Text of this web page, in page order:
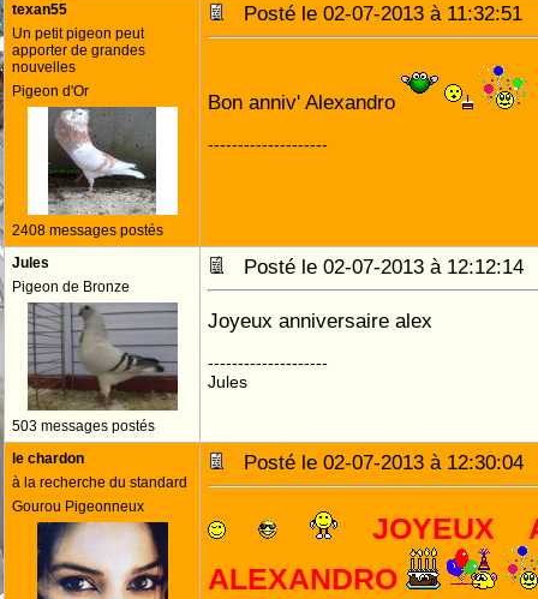
texan55
Un petit pigeon peut
apporter de grandes
nouvelles
Pigeon d'Or
2408 messages postés
Posté le 02-07-2013 à
Bon anniv' Alexandro
--------------------
Jules
Pigeon de Bronze
503 messages postés
Posté le 02-07-2013 à
Joyeux anniversaire alex
--------------------
Jules
le chardon
à la recherche du standard
Gourou Pigeonneux
Posté le 02-07-2013 à
JOYEUX
ALEXANDRO